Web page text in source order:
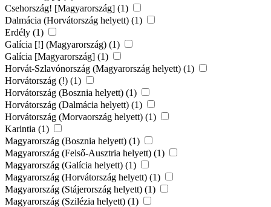
Csehország! [Magyarország] (1)
Dalmácia (Horvátország helyett) (1)
Erdély (1)
Galícia [!] (Magyarország) (1)
Galícia [Magyarország] (1)
Horvát-Szlavónország (Magyarország helyett) (1)
Horvátország (!) (1)
Horvátország (Bosznia helyett) (1)
Horvátország (Dalmácia helyett) (1)
Horvátország (Morvaország helyett) (1)
Karintia (1)
Magyarország (Bosznia helyett) (1)
Magyarország (Felső-Ausztria helyett) (1)
Magyarország (Galícia helyett) (1)
Magyarország (Horvátország helyett) (1)
Magyarország (Stájerország helyett) (1)
Magyarország (Szilézia helyett) (1)